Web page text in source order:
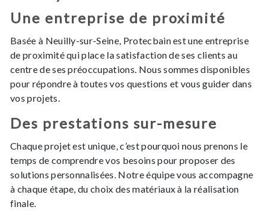
Une entreprise de proximité
Basée à Neuilly-sur-Seine, Protecbain est une entreprise
de proximité qui place la satisfaction de ses clients au
centre de ses préoccupations. Nous sommes disponibles
pour répondre à toutes vos questions et vous guider dans
vos projets.
Des prestations sur-mesure
Chaque projet est unique, c’est pourquoi nous prenons le
temps de comprendre vos besoins pour proposer des
solutions personnalisées. Notre équipe vous accompagne
à chaque étape, du choix des matériaux à la réalisation
finale.